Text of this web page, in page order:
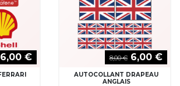
6,00 € 8,00 € 6,00 €
AUTOCOLLANT DRAPEAU
ANGLAIS